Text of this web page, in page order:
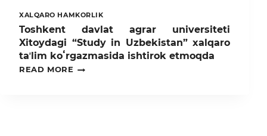
XALQARO HAMKORLIK
Toshkent davlat agrar universiteti
Xitoydagi “Study in Uzbekistan” xalqaro
taʼlim koʻrgazmasida ishtirok etmoqda
READ MORE
TOSHKENT